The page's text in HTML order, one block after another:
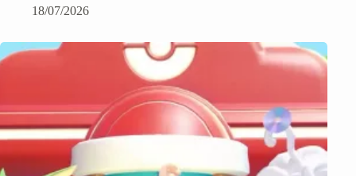
18/07/2026